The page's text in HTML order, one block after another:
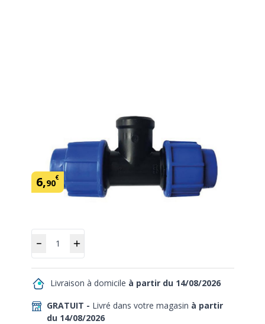
Marque: Rain
6,90€
GRATUIT - Livré dans votre magasin à partir
du 14/08/2026
Livraison à domicile à partir du 14/08/2026